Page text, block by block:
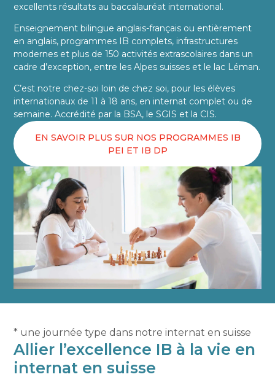
excellents résultats au baccalauréat international.
Enseignement bilingue anglais-français ou entièrement
en anglais, programmes IB complets, infrastructures
modernes et plus de 150 activités extrascolaires dans un
cadre d’exception, entre les Alpes suisses et le lac Léman.
C’est notre chez-soi loin de chez soi, pour les élèves
internationaux de 11 à 18 ans, en internat complet ou de
semaine. Accrédité par la BSA, le SGIS et la CIS.
EN SAVOIR PLUS SUR NOS PROGRAMMES IB
PEI ET IB DP
* une journée type dans notre internat en suisse
Allier l’excellence IB à la vie en
internat en suisse